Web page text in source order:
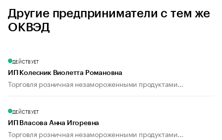
Другие предприниматели с тем же
ОКВЭД
ДЕЙСТВУЕТ
ИП Колесник Виолетта Романовна
Торговля розничная незамороженными продуктами...
ДЕЙСТВУЕТ
ИП Власова Анна Игоревна
Торговля розничная незамороженными продуктами...